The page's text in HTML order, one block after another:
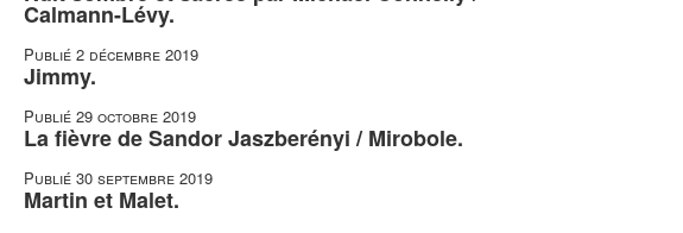
Calmann-Lévy.
Publié 2 décembre 2019
Jimmy.
Publié 29 octobre 2019
La fièvre de Sandor Jaszberényi / Mirobole.
Publié 30 septembre 2019
Martin et Malet.